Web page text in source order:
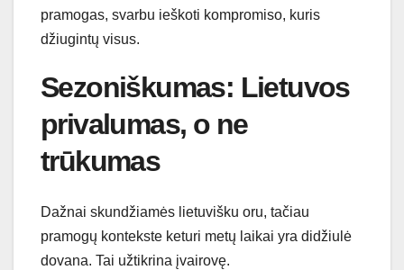
pramogas, svarbu ieškoti kompromiso, kuris
džiugintų visus.
Sezoniškumas: Lietuvos
privalumas, o ne
trūkumas
Dažnai skundžiamės lietuvišku oru, tačiau
pramogų kontekste keturi metų laikai yra didžiulė
dovana. Tai užtikrina įvairovę.